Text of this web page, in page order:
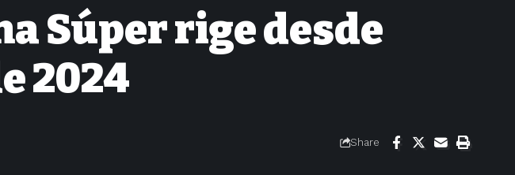
Súper rige desde
2024
Share